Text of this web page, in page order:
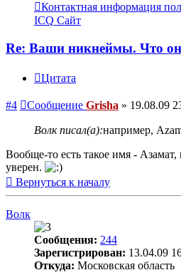
Контактная информация
ICQ Сайт
Re: Ваши никнеймы. Что
Цитата
#4 Сообщение Grisha » 19.08.09
Волк писал(а):например,
Вообще-то есть такое имя -
уверен.
Вернуться к началу
Волк
Сообщения: 244
Зарегистрирован: 13.04.09
Откуда: Московская область